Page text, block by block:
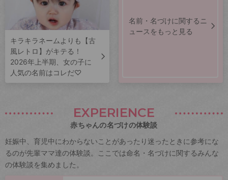
キラキラネームよりも【古
風レトロ】がキテる！
2026年上半期、女の子に
人気の名前はコレだ♡
名前・名づけに関するニ
ュースをもっと見る
EXPERIENCE
赤ちゃんの名づけの体験談
妊娠中、育児中にわからないことがあったり迷ったときに参考にな
るのが先輩ママ達の体験談。ここでは命名・名づけに関するみんな
の体験談を集めました。